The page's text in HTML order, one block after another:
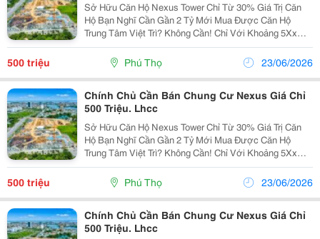
Sở Hữu Căn Hộ Nexus Tower Chỉ Từ 30% Giá Trị Căn
Hộ Bạn Nghĩ Cần Gần 2 Tỷ Mới Mua Được Căn Hộ
Trung Tâm Việt Trì? Không Cần! Chỉ Với Khoảng 5Xx
Triệu Đồng (30%), Anh/Chị Đã Có Thể Sở Hữu Căn Hộ
Tại Nexus Tower: Diện Tích 46.8M&Sup2; Tầng...
500 triệu Phú Thọ 23/06/2026
Chính Chủ Cần Bán Chung Cư Nexus Giá Chỉ
500 Triệu. Lhcc
Sở Hữu Căn Hộ Nexus Tower Chỉ Từ 30% Giá Trị Căn
Hộ Bạn Nghĩ Cần Gần 2 Tỷ Mới Mua Được Căn Hộ
Trung Tâm Việt Trì? Không Cần! Chỉ Với Khoảng 5Xx
Triệu Đồng (30%), Anh/Chị Đã Có Thể Sở Hữu Căn Hộ
Tại Nexus Tower: Diện Tích 46.8M&Sup2; Tầng...
500 triệu Phú Thọ 23/06/2026
Chính Chủ Cần Bán Chung Cư Nexus Giá Chỉ
500 Triệu. Lhcc